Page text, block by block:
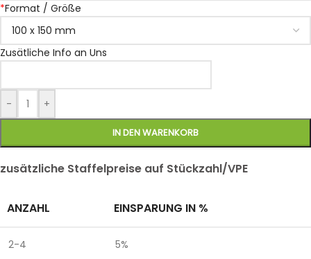
*Format / Größe
Zusätliche Info an Uns
- +
IN DEN WARENKORB
zusätzliche Staffelpreise auf Stückzahl/VPE
ANZAHL EINSPARUNG IN %
2-4 5%